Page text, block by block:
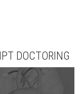
DOCTORING